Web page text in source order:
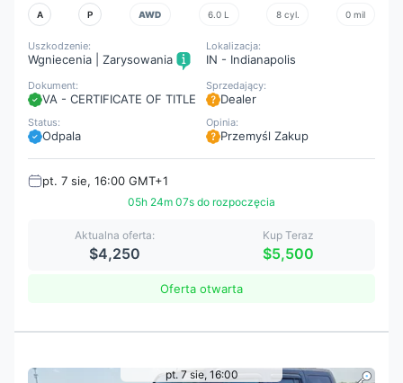
A P AWD 6.0 L 8 cyl. 0 mil
Uszkodzenie:
Wgniecenia | Zarysowania
Sprzedający:
Dealer
Dokument:
VA - CERTIFICATE OF TITLE
Lokalizacja:
IN - Indianapolis
Status:
Odpala
Opinia:
Przemyśl Zakup
pt. 7 sie, 16:00 GMT+1
05h 24m 05s do rozpoczęcia
Aktualna oferta:
$4,250
Kup Teraz
$5,500
Oferta otwarta
pt. 7 sie, 16:00